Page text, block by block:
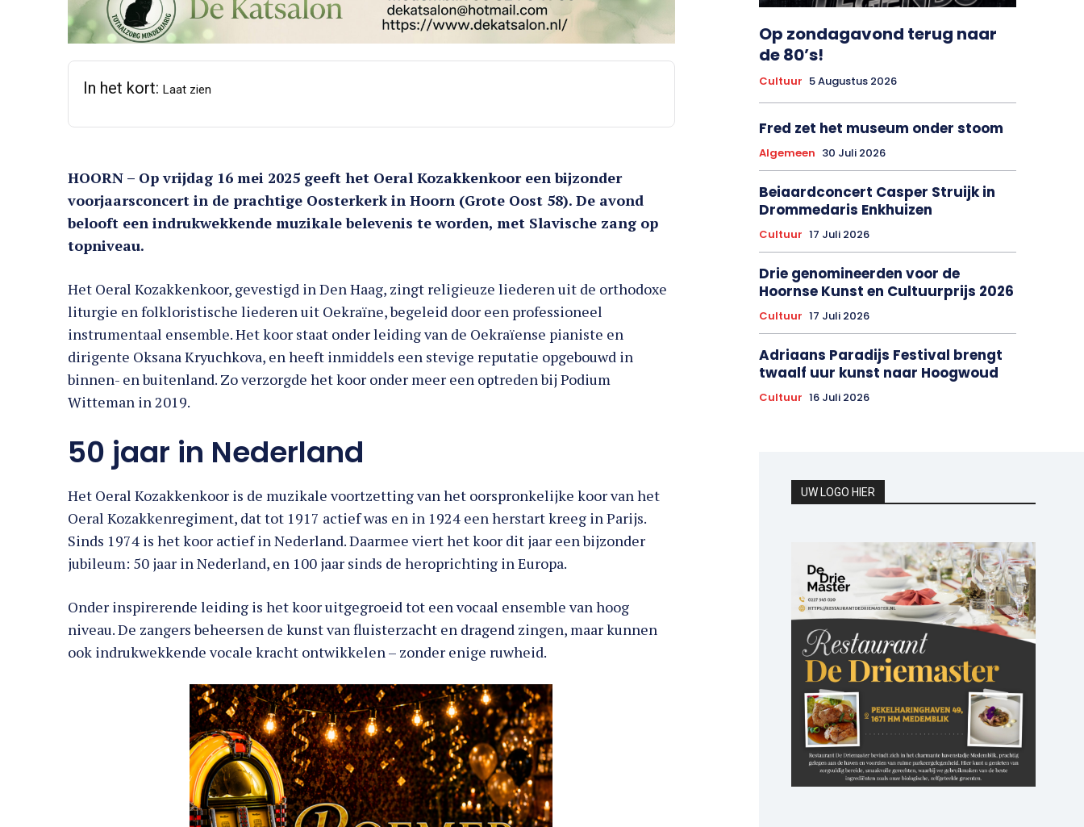
In het kort: Laat zien
HOORN – Op vrijdag 16 mei 2025 geeft het Oeral Kozakkenkoor een bijzonder
voorjaarsconcert in de prachtige Oosterkerk in Hoorn (Grote Oost 58). De avond
belooft een indrukwekkende muzikale belevenis te worden, met Slavische zang op
topniveau.
Het Oeral Kozakkenkoor, gevestigd in Den Haag, zingt religieuze liederen uit de orthodoxe
liturgie en folkloristische liederen uit Oekraïne, begeleid door een professioneel
instrumentaal ensemble. Het koor staat onder leiding van de Oekraïense pianiste en
dirigente Oksana Kryuchkova, en heeft inmiddels een stevige reputatie opgebouwd in
binnen- en buitenland. Zo verzorgde het koor onder meer een optreden bij Podium
Witteman in 2019.
50 jaar in Nederland
Het Oeral Kozakkenkoor is de muzikale voortzetting van het oorspronkelijke koor van het
Oeral Kozakkenregiment, dat tot 1917 actief was en in 1924 een herstart kreeg in Parijs.
Sinds 1974 is het koor actief in Nederland. Daarmee viert het koor dit jaar een bijzonder
jubileum: 50 jaar in Nederland, en 100 jaar sinds de heroprichting in Europa.
Onder inspirerende leiding is het koor uitgegroeid tot een vocaal ensemble van hoog
niveau. De zangers beheersen de kunst van fluisterzacht en dragend zingen, maar kunnen
ook indrukwekkende vocale kracht ontwikkelen – zonder enige ruwheid.
Op zondagavond terug naar
de 80’s!
Cultuur 5 Augustus 2026
Fred zet het museum onder stoom
Algemeen 30 Juli 2026
Beiaardconcert Casper Struijk in
Drommedaris Enkhuizen
Cultuur 17 Juli 2026
Drie genomineerden voor de
Hoornse Kunst en Cultuurprijs 2026
Cultuur 17 Juli 2026
Adriaans Paradijs Festival brengt
twaalf uur kunst naar Hoogwoud
Cultuur 16 Juli 2026
UW LOGO HIER